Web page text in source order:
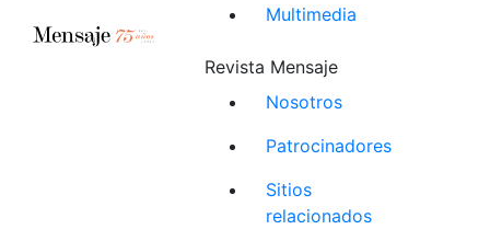
Multimedia
Revista Mensaje
Nosotros
Patrocinadores
Sitios
relacionados